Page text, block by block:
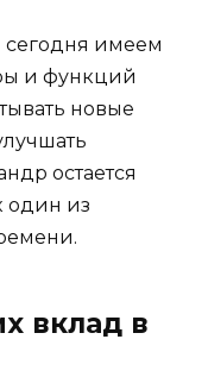
сегодня имеем
и функций
новые
остается
один из
вклад в